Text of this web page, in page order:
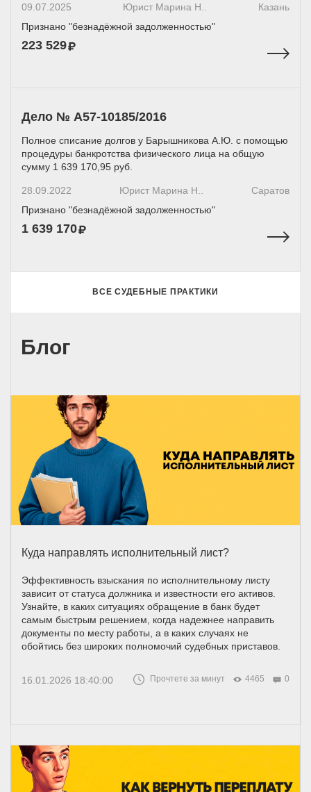
09.07.2025 Юрист Марина Н..
Казань
Признано "безнадёжной задолженностью"
223 529
Дело № A57-10185/2016
Полное списание долгов у Барышникова А.Ю. с помощью
процедуры банкротства физического лица на общую
сумму 1 639 170,95 руб.
28.09.2022 Юрист Марина Н..
Саратов
Признано "безнадёжной задолженностью"
1 639 170
ВСЕ СУДЕБНЫЕ ПРАКТИКИ
Блог
Куда направлять исполнительный лист?
Эффективность взыскания по исполнительному листу
зависит от статуса должника и известности его активов.
Узнайте, в каких ситуациях обращение в банк будет
самым быстрым решением, когда надежнее направить
документы по месту работы, а в каких случаях не
обойтись без широких полномочий судебных приставов.
16.01.2026 18:40:00 Прочтете за минут 4465 0